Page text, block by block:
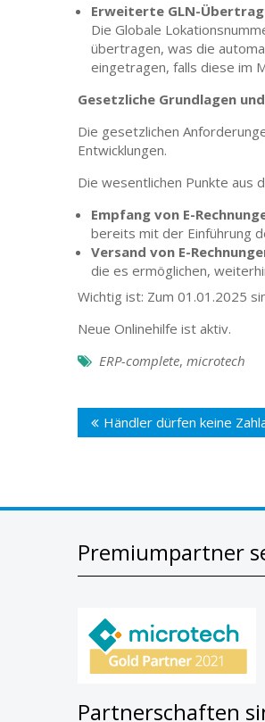
Erweiterte GLN-
Die Globale
übertragen, was die
eingetragen, falls diese im
Gesetzliche Grundlagen
Die gesetzlichen
Entwicklungen.
Die wesentlichen Punkte aus
Empfang von E-
bereits mit der Einführung
Versand von E-
die es ermöglichen,
Wichtig ist: Zum 01.01.2025
Neue Onlinehilfe ist aktiv.
ERP-complete, microtech
Händler dürfen keine
Premiumpartner
Partnerschaften